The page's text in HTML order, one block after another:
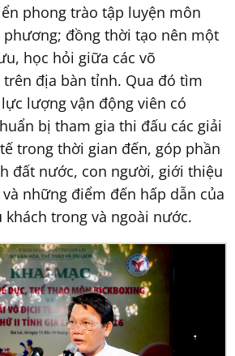
phong trào tập luyện môn
phương; đồng thời tạo nên một
học hỏi giữa các võ
địa bàn tỉnh. Qua đó tìm
lượng vận động viên có
bị tham gia thi đấu các giải
trong thời gian đến, góp phần
đất nước, con người, giới thiệu
những điểm đến hấp dẫn của
khách trong và ngoài nước.